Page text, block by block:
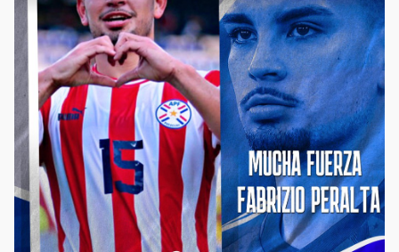
⚽️ Desde Futbolistas Asociados del Paraguay, acompañamos,